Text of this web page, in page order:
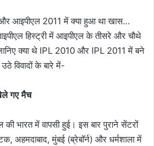
आइपीएल 2011 में क्या हुआ था खास…
हिस्ट्री में आइपीएल के तीसरे और चौथे
क्या थे IPL 2010 और IPL 2011 में बने
विवादों के बारे में-
गए मैच
भारत में वापसी हुई। इस बार पुराने सेंटरों
अहमदाबाद, मुंबई (ब्रेबॉर्न) और धर्मशाला में